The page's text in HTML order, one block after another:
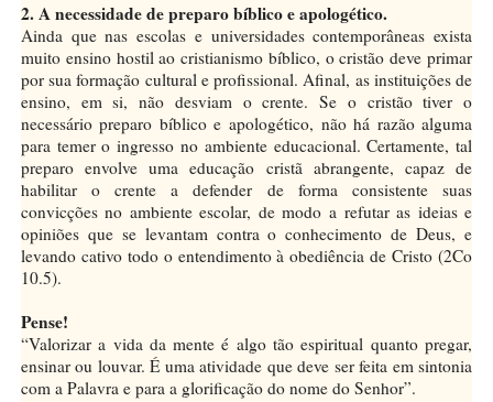
2. A necessidade de preparo bíblico e apologético.
Ainda que nas escolas e universidades contemporâneas exista
muito ensino hostil ao cristianismo bíblico, o cristão deve primar
por sua formação cultural e profissional. Afinal, as instituições de
ensino, em si, não desviam o crente. Se o cristão tiver o
necessário preparo bíblico e apologético, não há razão alguma
para temer o ingresso no ambiente educacional. Certamente, tal
preparo envolve uma educação cristã abrangente, capaz de
habilitar o crente a defender de forma consistente suas
convicções no ambiente escolar, de modo a refutar as ideias e
opiniões que se levantam contra o conhecimento de Deus, e
levando cativo todo o entendimento à obediência de Cristo (2Co
10.5).
Pense!
“Valorizar a vida da mente é algo tão espiritual quanto pregar,
ensinar ou louvar. É uma atividade que deve ser feita em sintonia
com a Palavra e para a glorificação do nome do Senhor”.